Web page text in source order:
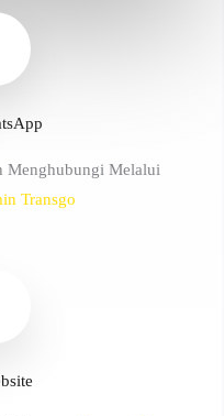
Menghubungi Melalui
Transgo